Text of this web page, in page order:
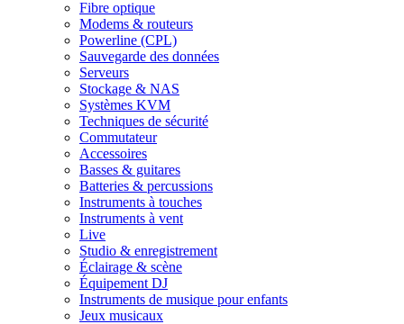
Fibre optique
Modems & routeurs
Powerline (CPL)
Sauvegarde des données
Serveurs
Stockage & NAS
Systèmes KVM
Techniques de sécurité
Commutateur
Accessoires
Basses & guitares
Batteries & percussions
Instruments à touches
Instruments à vent
Live
Studio & enregistrement
Éclairage & scène
Équipement DJ
Instruments de musique pour enfants
Jeux musicaux